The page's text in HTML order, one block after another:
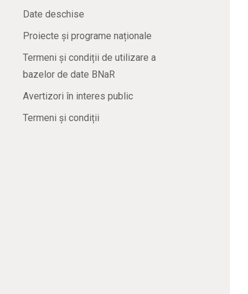
Date deschise
Proiecte și programe naționale
Termeni și condiții de utilizare a
bazelor de date BNaR
Avertizori în interes public
Termeni și condiții